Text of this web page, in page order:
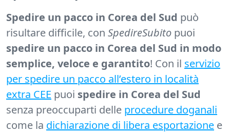
Spedire un pacco in Corea del Sud può
risultare difficile, con SpedireSubito puoi
spedire un pacco in Corea del Sud in modo
semplice, veloce e garantito! Con il servizio
per spedire un pacco all’estero in località
extra CEE puoi spedire in Corea del Sud
senza preoccuparti delle procedure doganali
come la dichiarazione di libera esportazione e